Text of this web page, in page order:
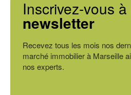
Inscrivez-vous
newsletter
Recevez tous les mois nos
marché immobilier à Marseille
nos experts.